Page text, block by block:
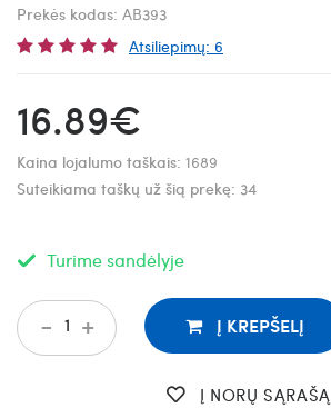
Prekės kodas: AB393
Atsiliepimų: 6
16.89€
Kaina lojalumo taškais: 1689
Suteikiama taškų už šią prekę: 34
Turime sandėlyje
+
- Į KREPŠELĮ
Į NORŲ SĄRAŠĄ